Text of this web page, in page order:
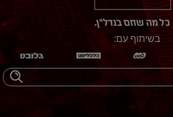
בשיתוף עם: